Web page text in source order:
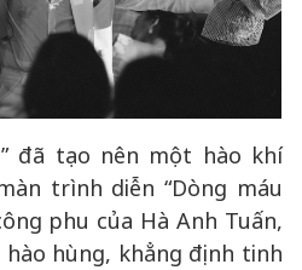
đã tạo nên một hào khí
trình diễn “Dòng máu
phu của Hà Anh Tuấn,
hùng, khẳng định tinh